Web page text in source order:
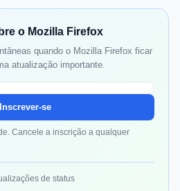
o Mozilla Firefox
quando o Mozilla Firefox ficar
atualização importante.
Inscrever-se
Cancele a inscrição a qualquer
de status